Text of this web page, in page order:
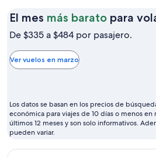
El mes más barato para
De $335 a $484 por pasajero.
Ver vuelos en marzo
Los datos se basan en los precios de
económica para viajes de 10 días o menos
últimos 12 meses y son solo informativos.
pueden variar.